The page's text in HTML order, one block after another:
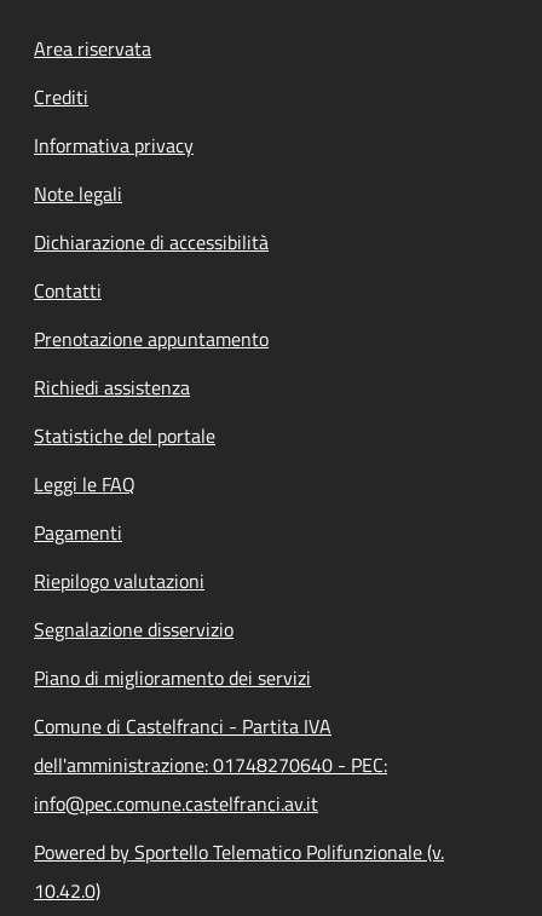
Footer menu
Area riservata
Crediti
Informativa privacy
Note legali
Dichiarazione di accessibilità
Contatti
Prenotazione appuntamento
Richiedi assistenza
Statistiche del portale
Leggi le FAQ
Pagamenti
Riepilogo valutazioni
Segnalazione disservizio
Piano di miglioramento dei servizi
Comune di Castelfranci - Partita IVA
dell'amministrazione: 01748270640 - PEC:
info@pec.comune.castelfranci.av.it
Powered by Sportello Telematico Polifunzionale (v.
10.42.0)